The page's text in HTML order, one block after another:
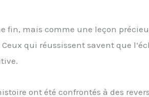
fin, mais comme une leçon
qui réussissent savent que
ont été confrontés à des